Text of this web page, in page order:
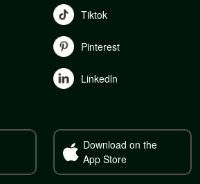
Tiktok
Pinterest
Linkedln
Download on the
App Store